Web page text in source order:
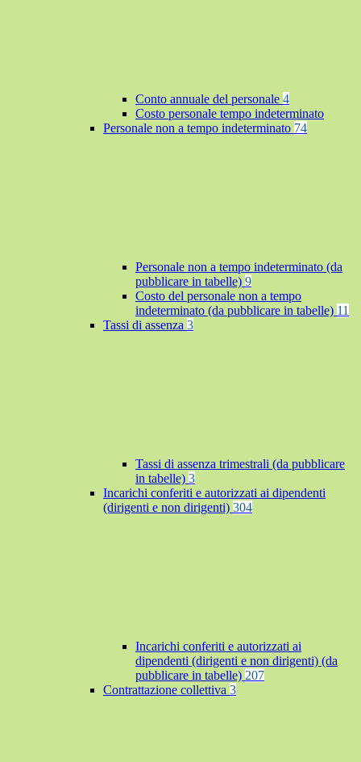
Conto annuale del personale 4
Costo personale tempo indeterminato
Personale non a tempo indeterminato 74
Personale non a tempo indeterminato (da
pubblicare in tabelle) 9
Costo del personale non a tempo
indeterminato (da pubblicare in tabelle) 11
Tassi di assenza 3
Tassi di assenza trimestrali (da pubblicare
in tabelle) 3
Incarichi conferiti e autorizzati ai dipendenti
(dirigenti e non dirigenti) 304
Incarichi conferiti e autorizzati ai
dipendenti (dirigenti e non dirigenti) (da
pubblicare in tabelle) 207
Contrattazione collettiva 3